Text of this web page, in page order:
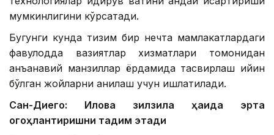
мумкинлигини кўрсатади.
Бугунги кунда тизим бир нечта мамлакатлардаги
фавқулодда вазиятлар хизматлари томонидан
анъанавий манзиллар ёрдамида тасвирлаш қийин
бўлган жойларни аниқлаш учун ишлатилади.
Сан-Диего: Илова зилзила ҳақида эрта
огоҳлантиришни тақдим этади